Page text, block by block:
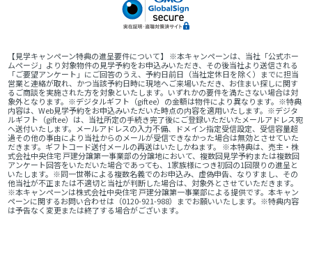
【見学キャンペーン特典の進呈要件について】 ※本キャンペーンは、当社「公式ホー
ムページ」より対象物件の見学予約をお申込みいただき、その後当社より送信される
「ご要望アンケート」にご回答のうえ、予約日前日（当社定休日を除く）までに担当
営業と連絡が取れ、かつ当該予約日時に現地へご来場いただき、お住まい探しに関す
るご商談を実施された方を対象といたします。いずれかの要件を満たさない場合は対
象外となります。※デジタルギフト（giftee）の金額は物件により異なります。※特典
内容は、Web見学予約をお申込みいただいた時点の内容を適用いたします。※デジタ
ルギフト（giftee）は、当社所定の手続き完了後にご登録いただいたメールアドレス宛
へ送付いたします。メールアドレスの入力不備、ドメイン指定受信設定、受信容量超
過その他の事由により当社からのメールが受信できなかった場合は無効とさせていた
だきます。ギフトコード送付メールの再送はいたしかねます。 ※本特典は、売主・株
式会社中央住宅 戸建分譲第一事業部の分譲地において、複数回見学予約または複数回
アンケート回答をいただいた場合であっても、1家族様につき初回の1回限りの進呈と
いたします。※同一世帯による複数名義でのお申込み、虚偽申告、なりすまし、その
他当社が不正または不適切と当社が判断した場合は、対象外とさせていただきます。
※本キャンペーンは株式会社中央住宅 戸建分譲第一事業部による提供です。本キャン
ペーンに関するお問い合わせは（0120-921-988）までお願いいたします。※特典内容
は予告なく変更または終了する場合がございます。